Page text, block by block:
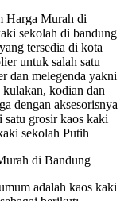
Harga Murah di
sekolah di bandung
tersedia di kota
untuk salah satu
dan melegenda yakni
kulakan, kodian dan
dengan aksesorisnya
grosir kaos kaki
sekolah Putih
di Bandung
adalah kaos kaki